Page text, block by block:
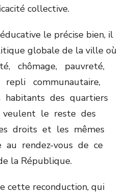
collective.
le précise bien, il
globale de la ville où
chômage, pauvreté,
communautaire,
habitants des quartiers
le reste des
droits et les mêmes
rendez-vous de ce
la République.
cette reconduction, qui